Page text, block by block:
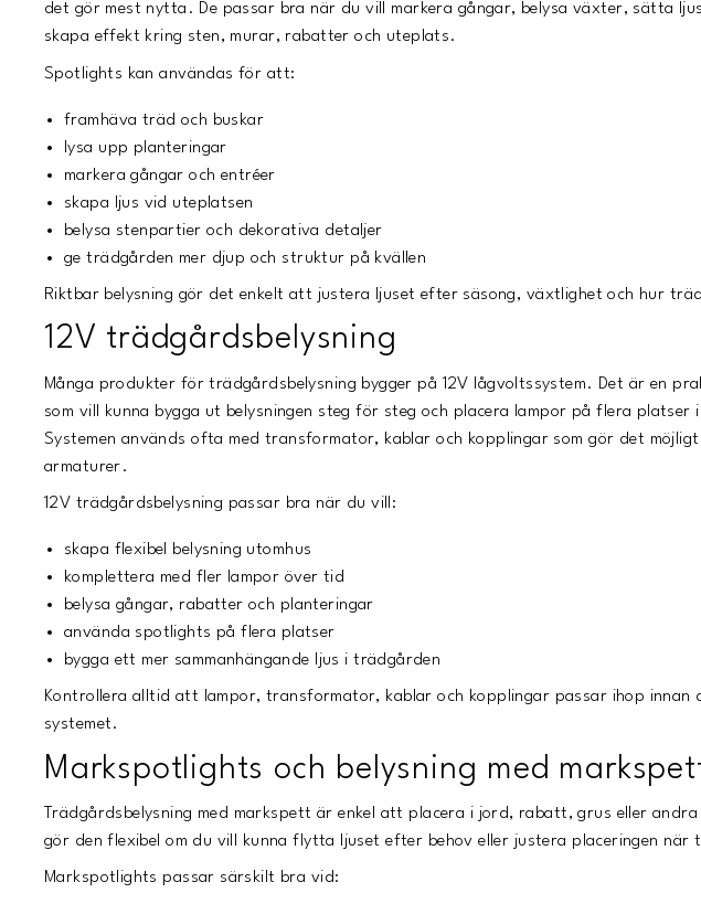
det gör mest nytta. De passar bra när du vill markera gångar, belysa växter, sätta
skapa effekt kring sten, murar, rabatter och uteplats.
Spotlights kan användas för att:
framhäva träd och buskar
lysa upp planteringar
markera gångar och entréer
skapa ljus vid uteplatsen
belysa stenpartier och dekorativa detaljer
ge trädgården mer djup och struktur på kvällen
Riktbar belysning gör det enkelt att justera ljuset efter säsong, växtlighet och hur
12V trädgårdsbelysning
Många produkter för trädgårdsbelysning bygger på 12V lågvoltssystem. Det är en
som vill kunna bygga ut belysningen steg för steg och placera lampor på flera platser
Systemen används ofta med transformator, kablar och kopplingar som gör det
armaturer.
12V trädgårdsbelysning passar bra när du vill:
skapa flexibel belysning utomhus
komplettera med fler lampor över tid
belysa gångar, rabatter och planteringar
använda spotlights på flera platser
bygga ett mer sammanhängande ljus i trädgården
Kontrollera alltid att lampor, transformator, kablar och kopplingar passar ihop innan
systemet.
Markspotlights och belysning med
Trädgårdsbelysning med markspett är enkel att placera i jord, rabatt, grus eller
gör den flexibel om du vill kunna flytta ljuset efter behov eller justera placeringen
Markspotlights passar särskilt bra vid: